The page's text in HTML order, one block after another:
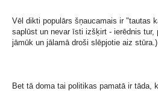
Vēl dikti populārs šņaucamais ir "tautas
saplūst un nevar īsti izšķirt - ierēdnis
jāmūk un jālamā droši slēpjotie aiz stūra.)
Bet tā doma tai politikas pamatā ir tāda,